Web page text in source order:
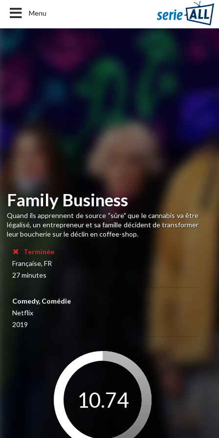
Menu
Family Business
Quand ils apprennent de source "sûre" que le cannabis va être
légalisé, un entrepreneur et sa famille décident de transformer
leur boucherie sur le déclin en coffee-shop.
Terminée
Française, FR
27 minutes
Comedy, Comédie
Netflix
2019
10.74